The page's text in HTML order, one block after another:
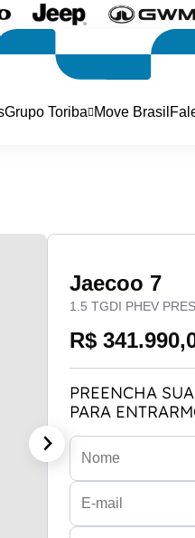
Grupo Toriba Move Brasil
Jaecoo 7
1.5 TGDI PHEV
R$
PREENCHA
PARA